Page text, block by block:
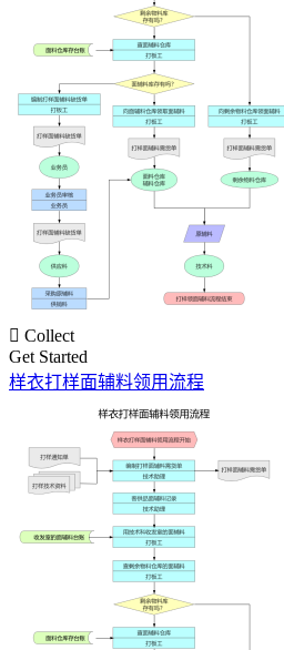
 Collect
Get Started
样衣打样面辅料领用流程